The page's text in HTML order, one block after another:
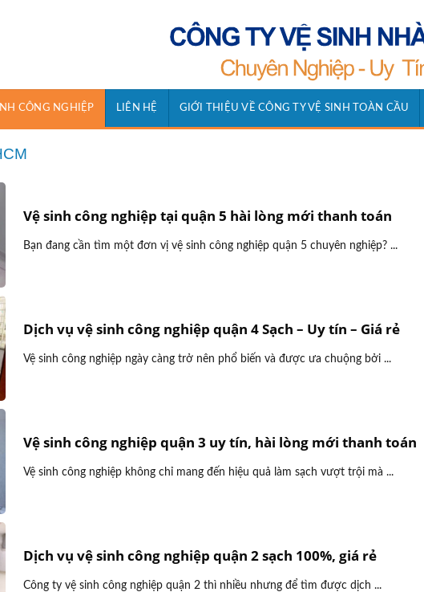
CÔNG NGHIỆP LIÊN HỆ GIỚI THIỆU VỀ CÔNG TY VỆ SINH TOÀN CẦU
Vệ sinh công nghiệp tại quận 5 hài lòng mới thanh toán
Bạn đang cần tìm một đơn vị vệ sinh công nghiệp quận 5 chuyên nghiệp? ...
Dịch vụ vệ sinh công nghiệp quận 4 Sạch – Uy tín – Giá rẻ
Vệ sinh công nghiệp ngày càng trở nên phổ biến và được ưa chuộng bởi ...
Vệ sinh công nghiệp quận 3 uy tín, hài lòng mới thanh toán
Vệ sinh công nghiệp không chỉ mang đến hiệu quả làm sạch vượt trội mà ...
Dịch vụ vệ sinh công nghiệp quận 2 sạch 100%, giá rẻ
Công ty vệ sinh công nghiệp quận 2 thì nhiều nhưng để tìm được dịch ...